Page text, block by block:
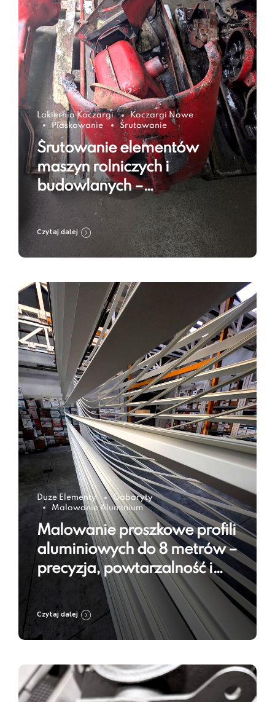
Lakiernia Koczargi
Koczargi Nowe
Piaskowanie
Śrutowanie
Śrutowanie elementów
maszyn rolniczych i
budowlanych –
przygotowanie do renowacji
i zabezpieczenia
antykorozyjnego
Czytaj dalej
Duze Elementy
Gabaryty
Malowanie Aluminium
Malowanie proszkowe profili
aluminiowych do 8 metrów –
precyzja, powtarzalność i
trwałość powłoki
Czytaj dalej